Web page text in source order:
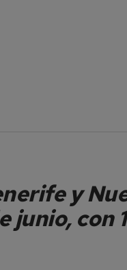
y
junio, con